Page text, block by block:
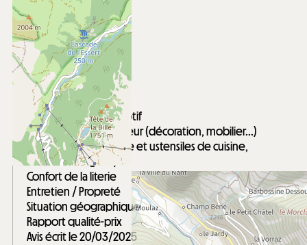
Mars 2025
PHILIPPE
Entre 35 et 49 ans
En famille
Note :
4
/ 5
Conformité du descriptif
Aménagement intérieur (décoration, mobilier...)
Equipements (vaisselle et ustensiles de cuisine,
électroménager...)
Confort de la literie
Entretien / Propreté
Situation géographique
Rapport qualité-prix
Avis écrit le 20/03/2025